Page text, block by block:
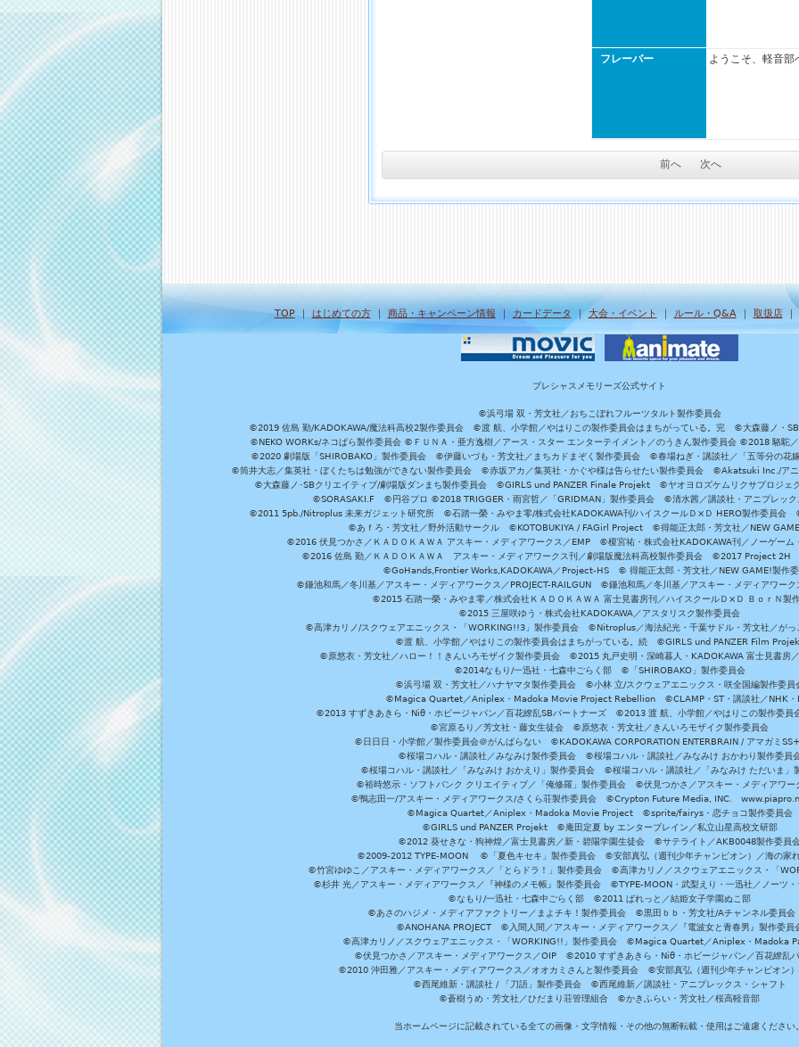
フレーバー ようこそ、軽音部
前へ 次へ
TOP｜ はじめての方｜ 商品・キャンペーン情報 ｜ カードデータ ｜大会・イベント ｜ ルール・Q&A｜ 取扱店｜
プレシャスメモリーズ公式サイト
©浜弓場 双・芳文社／おちこぼれフルーツタルト製作委員会
©2019 佐島 勤/KADOKAWA/魔法科高校2製作委員会 ©渡 航、小学館／やはりこの製作委員会はまちがっている。完 ©大森藤ノ・SB
©NEKO WORKs/ネコぱら製作委員会 ©ＦＵＮＡ・亜方逸樹／アース・スター エンターテイメント／のうきん製作委員会 ©2018 駱駝
©2020 劇場版「SHIROBAKO」製作委員会 ©伊藤いづも・芳文社／まちカドまぞく製作委員会 ©春場ねぎ・講談社／「五等分の花
©筒井大志／集英社・ぼくたちは勉強ができない製作委員会 ©赤坂アカ／集英社・かぐや様は告らせたい製作委員会 ©Akatsuki Inc./アニ
©大森藤ノ･SBクリエイティブ/劇場版ダンまち製作委員会 ©GIRLS und PANZER Finale Projekt ©ヤオヨロズケムリクサプロジ
©SORASAKI.F ©円谷プロ ©2018 TRIGGER・雨宮哲／「GRIDMAN」製作委員会 ©清水茜／講談社・アニプレッ
©2011 5pb./Nitroplus 未来ガジェット研究所 ©石踏一榮・みやま零/株式会社KADOKAWA刊/ハイスクールＤ×Ｄ HERO製作委員会
©あｆろ・芳文社／野外活動サークル ©KOTOBUKIYA / FAGirl Project ©得能正太郎・芳文社／NEW
©2016 伏見つかさ／ＫＡＤＯＫＡＷＡ アスキー・メディアワークス／EMP ©榎宮祐・株式会社KADOKAWA刊／ノーゲーム
©2016 佐島 勤／ＫＡＤＯＫＡＷＡ アスキー・メディアワークス刊／劇場版魔法科高校製作委員会 ©2017 Project 2H
©GoHands,Frontier Works,KADOKAWA／Project-HS © 得能正太郎・芳文社／NEW GAME!製作委
©鎌池和馬／冬川基／アスキー・メディアワークス／PROJECT-RAILGUN ©鎌池和馬／冬川基／アスキー・メディアワーク
©2015 石踏一榮・みやま零／株式会社ＫＡＤＯＫＡＷＡ 富士見書房刊／ハイスクールＤ×Ｄ ＢｏｒＮ製
©2015 三屋咲ゆう・株式会社KADOKAWA／アスタリスク製作委員会
©高津カリノ/スクウェアエニックス・「WORKING!!3」製作委員会 ©Nitroplus／海法紀光・千葉サドル・芳文社／がっ
©渡 航、小学館／やはりこの製作委員会はまちがっている。続 ©GIRLS und PANZER Film
©原悠衣・芳文社／ハロー！！きんいろモザイク製作委員会 ©2015 丸戸史明・深崎暮人・KADOKAWA 富士見書房
©2014なもり/一迅社・七森中ごらく部 ©「SHIROBAKO」製作委員会
©浜弓場 双・芳文社／ハナヤマタ製作委員会 ©小林 立/スクウェアエニックス・咲全国編製作委員
©Magica Quartet／Aniplex・Madoka Movie Project Rebellion ©CLAMP・ST・講談社／NHK・
©2013 すずきあきら・Niθ・ホビージャパン／百花繚乱SBパートナーズ ©2013 渡 航、小学館／やはりこの製作委員
©宮原るり／芳文社・藤女生徒会 ©原悠衣・芳文社／きんいろモザイク製作委員会
©日日日・小学館／製作委員会＠がんばらない ©KADOKAWA CORPORATION ENTERBRAIN / アマガミ
©桜場コハル・講談社／みなみけ製作委員会 ©桜場コハル・講談社／みなみけ おかわり製作委員
©桜場コハル・講談社／「みなみけ おかえり」製作委員会 ©桜場コハル・講談社／「みなみけ ただいま」
©裕時悠示・ソフトバンク クリエイティブ／「俺修羅」製作委員会 ©伏見つかさ／アスキー・メディアワー
©鴨志田一/アスキー・メディアワークス/さくら荘製作委員会 ©Crypton Future Media, INC.
©Magica Quartet／Aniplex・Madoka Movie Project ©sprite/fairys・恋チョコ製作委員会
©GIRLS und PANZER Projekt ©庵田定夏 by エンターブレイン／私立山星高校文研部
©2012 葵せきな・狗神煌／富士見書房／新・碧陽学園生徒会 ©サテライト／AKB0048製作委員
©2009-2012 TYPE-MOON ©「夏色キセキ」製作委員会 ©安部真弘（週刊少年チャンピオン）／海の家
©竹宮ゆゆこ／アスキー・メディアワークス／「とらドラ！」製作委員会 ©高津カリノ／スクウェアエニックス・「
©杉井 光／アスキー・メディアワークス／『神様のメモ帳』製作委員会 ©TYPE-MOON・武梨えり・一迅社／ノーツ・
©なもり/一迅社・七森中ごらく部 ©2011 ぱれっと／結姫女子学園ぬこ部
©あさのハジメ・メディアファクトリー／まよチキ！製作委員会 ©黒田ｂｂ・芳文社/Aチャンネル委員会
©ANOHANA PROJECT ©入間人間／アスキー・メディアワークス／『電波女と青春男』製作委員
©高津カリノ／スクウェアエニックス・「WORKING!!」製作委員会 ©Magica Quartet／Aniplex・Madoka
©伏見つかさ／アスキー・メディアワークス／OIP ©2010 すずきあきら・Niθ・ホビージャパン／百花繚乱
©2010 沖田雅／アスキー・メディアワークス／オオカミさんと製作委員会 ©安部真弘（週刊少年チャンピオン
©西尾維新・講談社 / 「刀語」製作委員会 ©西尾維新／講談社・アニプレックス・シャフト
©蒼樹うめ・芳文社／ひだまり荘管理組合 ©かきふらい・芳文社／桜高軽音部
当ホームページに記載されている全ての画像・文字情報・その他の無断転載・使用はご遠慮ください